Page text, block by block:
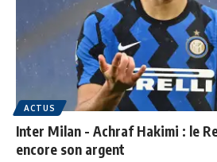
ACTUS
Inter Milan - Achraf Hakimi : le
encore son argent